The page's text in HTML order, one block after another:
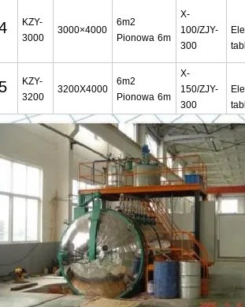
KZY-
3000
3000×4000
6m2
Pionowa 6m
X-
100/ZJY-
300
KZY-
3200
3200X4000
6m2
Pionowa 6m
X-
150/ZJY-
300